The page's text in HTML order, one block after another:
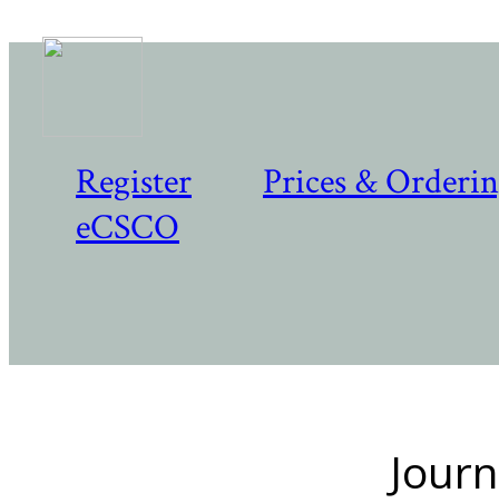
Register
Prices &
eCSCO